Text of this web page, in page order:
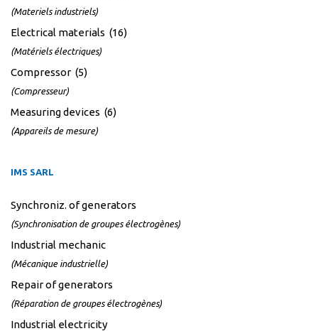
(Materiels industriels)
Electrical materials (16)
(Matériels électriques)
Compressor (5)
(Compresseur)
Measuring devices (6)
(Appareils de mesure)
IMS SARL
Synchroniz. of generators
(Synchronisation de groupes électrogènes)
Industrial mechanic
(Mécanique industrielle)
Repair of generators
(Réparation de groupes électrogènes)
Industrial electricity